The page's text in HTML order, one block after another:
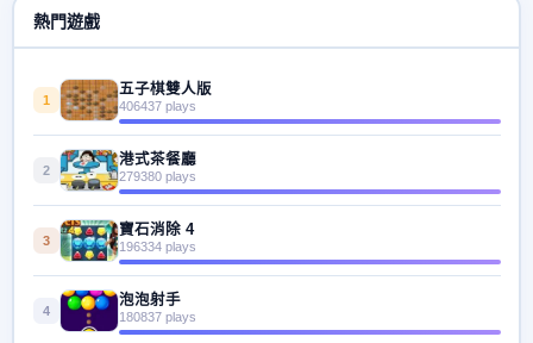
熱門遊戲
1
五子棋雙人版
406437 plays
2
港式茶餐廳
279380 plays
3
寶石消除 4
196334 plays
4
泡泡射手
180837 plays